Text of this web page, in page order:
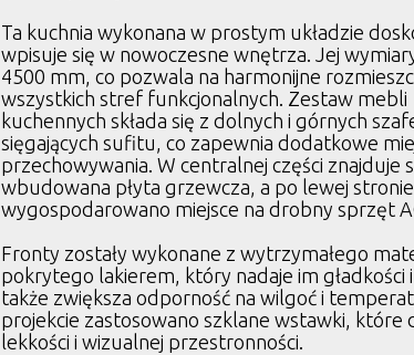
Ta kuchnia wykonana w prostym układzie
wpisuje się w nowoczesne wnętrza. Jej
4500 mm, co pozwala na harmonijne
wszystkich stref funkcjonalnych. Zestaw mebli
kuchennych składa się z dolnych i górnych
sięgających sufitu, co zapewnia dodatkowe
przechowywania. W centralnej części znajduje
wbudowana płyta grzewcza, a po lewej stronie
wygospodarowano miejsce na drobny sprzęt
Fronty zostały wykonane z wytrzymałego
pokrytego lakierem, który nadaje im gładkości i
także zwiększa odporność na wilgoć i
projekcie zastosowano szklane wstawki, które
lekkości i wizualnej przestronności.